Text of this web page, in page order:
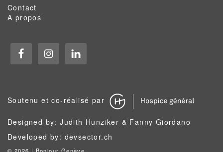
Contact
A propos
Soutenu et co-réalisé par
Designed by: Judith Hunziker & Fanny Giordano
Developed by: devsector.ch
© 2026 | Bonjour Genève